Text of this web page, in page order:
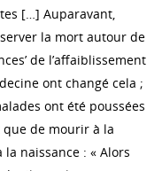
[…] Auparavant,
la mort autour de
de l’affaiblissement
ont changé cela ;
ont été poussées
de mourir à la
naissance : « Alors